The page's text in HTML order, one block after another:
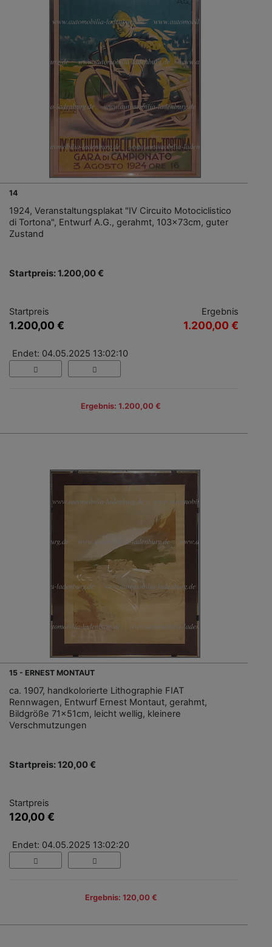
14
1924, Veranstaltungsplakat "IV Circuito Motociclistico
di Tortona", Entwurf A.G., gerahmt, 103x73cm, guter
Zustand
Startpreis: 1.200,00 €
Startpreis
1.200,00 €
Ergebnis
1.200,00 €
Endet: 04.05.2025 13:02:10
Ergebnis: 1.200,00 €
15 - ERNEST MONTAUT
ca. 1907, handkolorierte Lithographie FIAT
Rennwagen, Entwurf Ernest Montaut, gerahmt,
Bildgröße 71x51cm, leicht wellig, kleinere
Verschmutzungen
Startpreis: 120,00 €
Startpreis
120,00 €
Endet: 04.05.2025 13:02:20
Ergebnis: 120,00 €